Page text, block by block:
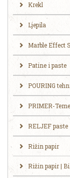
Krekl
Ljepila
Marble Effect
Patine i paste
POURING
PRIMER-
RELJEF paste
Rižin papir
Rižin papir |